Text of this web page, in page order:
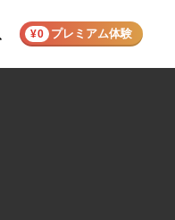
¥0 プレミアム体験